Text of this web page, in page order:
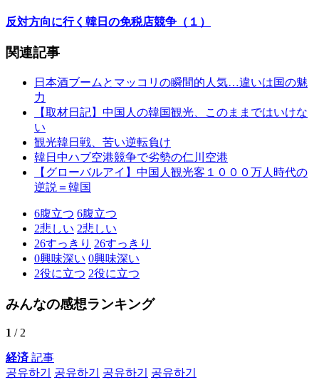
反対方向に行く韓日の免税店競争（１）
関連記事
日本酒ブームとマッコリの瞬間的人気…違いは国の魅
力
【取材日記】中国人の韓国観光、このままではいけな
い
観光韓日戦、苦い逆転負け
韓日中ハブ空港競争で劣勢の仁川空港
【グローバルアイ】中国人観光客１０００万人時代の
逆説＝韓国
6腹立つ 6腹立つ
2悲しい 2悲しい
26すっきり 26すっきり
0興味深い 0興味深い
2役に立つ 2役に立つ
みんなの感想ランキング
1 / 2
経済記事
공유하기
공유하기 공유하기 공유하기